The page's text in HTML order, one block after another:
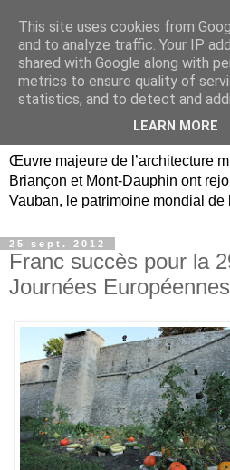
Briançon,
Vauban
Œuvre majeure de l’architecture
Briançon et Mont-Dauphin ont
Vauban, le patrimoine mondial de
25 sept. 2012
Franc succès pour la
Journées
This site uses cookies from
and to analyze traffic. Your IP
shared with Google along with
metrics to ensure quality of
statistics, and to detect and
LEARN MORE